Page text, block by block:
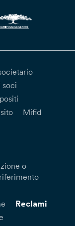
soci
Mifid
o
Reclami